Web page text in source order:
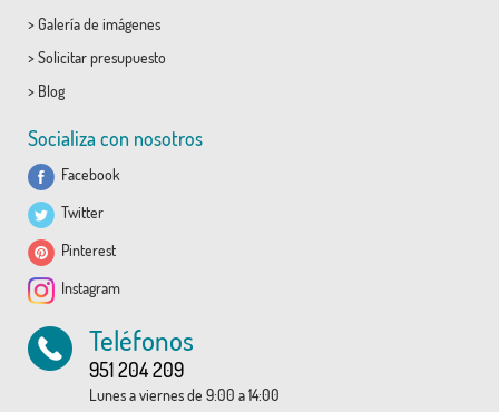
> Galería de imágenes
> Solicitar presupuesto
> Blog
Socializa con nosotros
Facebook
Twitter
Pinterest
Instagram
Teléfonos
951 204 209
Lunes a viernes de 9:00 a 14:00